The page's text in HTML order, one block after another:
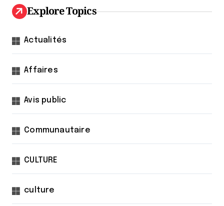
Explore Topics
Actualités
Affaires
Avis public
Communautaire
CULTURE
culture